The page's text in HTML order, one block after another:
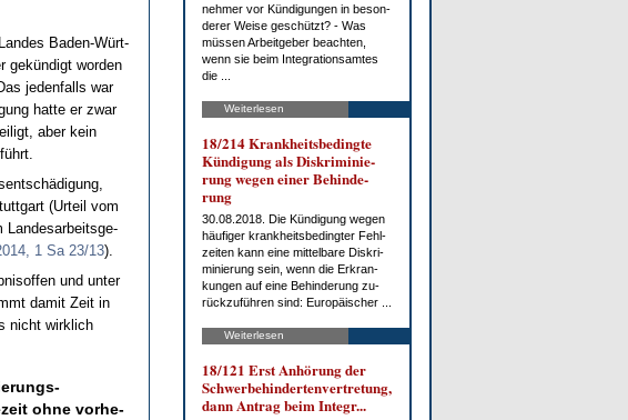
Ba­den-Würt­
gekündigt wor­den
je­den­falls war
hat­te er zwar
aber kein
(Ur­teil vom
Lan­des­ar­beits­ge­
1 Sa 23/13).
und un­ter
da­mit Zeit in
nicht wirk­lich
oh­ne vor­he­
neh­mer vor Kün­di­gun­gen in be­son­
de­rer Wei­se ge­schützt? - Was
müs­sen Ar­beit­ge­ber be­ach­ten,
wenn sie beim In­te­gra­ti­ons­am­tes
die ...
Weiterlesen
18/214 Krank­heits­be­ding­te
Kün­di­gung als Dis­kri­mi­nie­
rung we­gen ei­ner Be­hin­de­
rung
30.08.2018. Die Kün­di­gung we­gen
häu­fi­ger krank­heits­be­ding­ter Fehl­
zei­ten kann ei­ne mit­tel­ba­re Dis­kri­
mi­nie­rung sein, wenn die Er­kran­
kun­gen auf ei­ne Be­hin­de­rung zu­
rück­zu­füh­ren sind: Eu­ro­päi­scher ...
Weiterlesen
18/121 Erst An­hö­rung der
Schwer­be­hin­der­ten­ver­tre­tung,
dann An­trag beim In­te­gr...